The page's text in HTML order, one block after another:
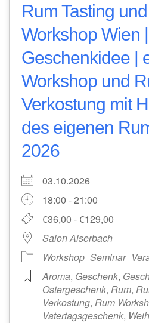
Rum Tasting
Workshop Wien
Geschenkidee |
Workshop und
Verkostung mit
des eigenen
2026
03.10.2026
18:00 - 21:00
€36,00 - €129,00
Salon Alserbach
Workshop Seminar
Aroma, Geschenk,
Ostergeschenk, Rum,
Verkostung, Rum
Vatertagsgeschenk,